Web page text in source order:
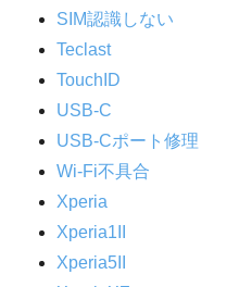
SIM認識しない
Teclast
TouchID
USB-C
USB-Cポート修理
Wi-Fi不具合
Xperia
Xperia1II
Xperia5II